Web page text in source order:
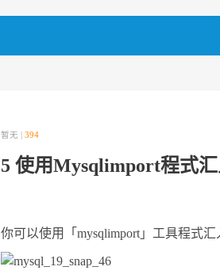
暂无 | 394
5 使用mysqlimport程式
你可以使用「mysqlimport」工具程式汇